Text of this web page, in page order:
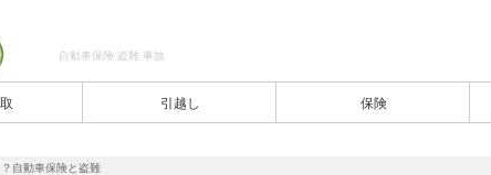
自動車保険 盗難 事故
引越し 保険
自動車保険と盗難